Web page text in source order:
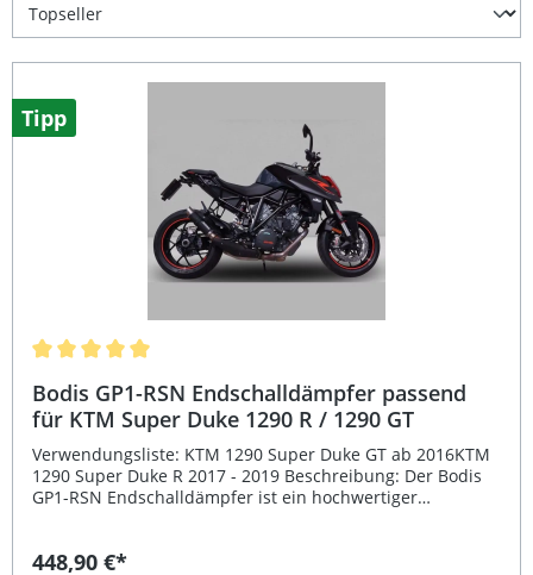
Tipp
Bodis GP1-RSN Endschalldämpfer passend
für KTM Super Duke 1290 R / 1290 GT
Verwendungsliste: KTM 1290 Super Duke GT ab 2016KTM
1290 Super Duke R 2017 - 2019 Beschreibung: Der Bodis
GP1-RSN Endschalldämpfer ist ein hochwertiger
besteht aus robustem, schwarz beschichtetem Edelstahl
448,90 €*